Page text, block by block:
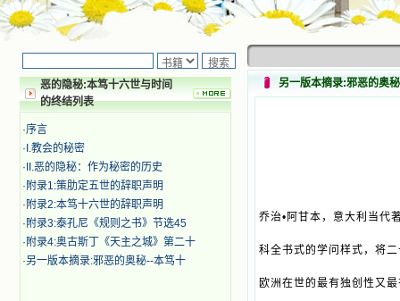
恶的隐秘:本笃十六世与时间
的终结列表
·序言
· I.教会的秘密
· II.恶的隐秘：作为秘密的历史
· 附录1:策肋定五世的辞职声明
· 附录2:本笃十六世的辞职声明
· 附录3:泰孔尼《规则之书》节选45
· 附录4:奥古斯丁《天主之城》第二十
·另一版本摘录:邪恶的奥秘--本笃十
另一版本摘录:邪恶的奥
乔治•阿甘本，意大利当代
科全书式的学问样式，将
欧洲在世的最有独创性又